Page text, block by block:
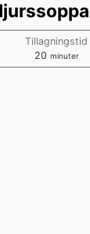
Tillagningstid
20minuter
minuter